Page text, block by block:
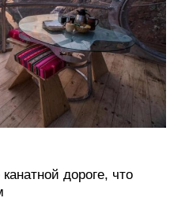
дороге, что